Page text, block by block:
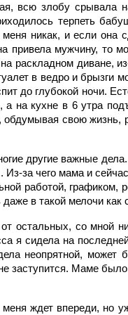
всю злобу срывала
терпеть
никак, и если она
привела мужчину, то
раскладном диване,
в ведро и брызги
до глубокой ночи.
а на кухне в 6 утра
обдумывая свою
другие важные
за чего мама и
работой,
в такой мелочи как
остальных, со мной
я сидела на
неопрятной, может
заступится. Маме
ждет впереди, но